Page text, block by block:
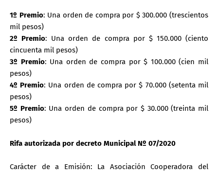
1º Premio: Una orden de compra por $ 300.000 (trescientos
mil pesos)
2º Premio: Una orden de compra por $ 150.000 (ciento
cincuenta mil pesos)
3º Premio: Una orden de compra por $ 100.000 (cien mil
pesos)
4º Premio: Una orden de compra por $ 70.000 (setenta mil
pesos)
5º Premio: Una orden de compra por $ 30.000 (treinta mil
pesos)
Rifa autorizada por decreto Municipal Nº 07/2020
Carácter de a Emisión: La Asociación Cooperadora del